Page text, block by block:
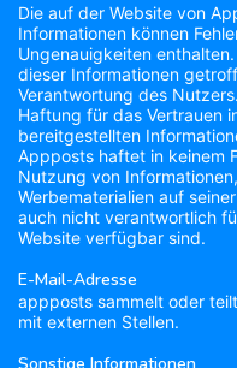
Die auf der Website von
Informationen können
Ungenauigkeiten
dieser Informationen
Verantwortung des
Haftung für das Vertrauen
bereitgestellten
Appposts haftet in keinem
Nutzung von
Werbematerialien auf
auch nicht verantwortlich
Website verfügbar sind.
E-Mail-Adresse
appposts sammelt oder
mit externen Stellen.
Sonstige Informationen